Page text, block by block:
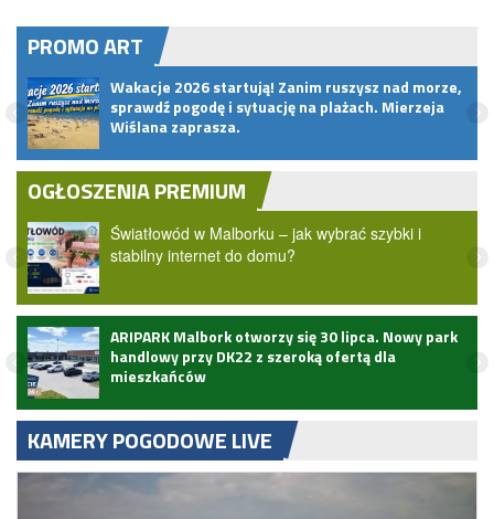
PROMO ART
Wakacje 2026 startują! Zanim ruszysz nad morze,
sprawdź pogodę i sytuację na plażach. Mierzeja
Wiślana zaprasza.
OGŁOSZENIA PREMIUM
Światłowód w Malborku – jak wybrać szybki i
stabilny internet do domu?
ARIPARK Malbork otworzy się 30 lipca. Nowy park
handlowy przy DK22 z szeroką ofertą dla
mieszkańców
KAMERY POGODOWE LIVE